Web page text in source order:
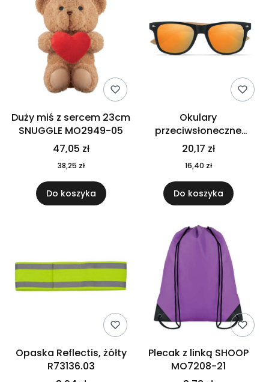
Duży miś z sercem 23cm
SNUGGLE MO2949-05
47,05 zł
38,25 zł
Do koszyka
Okulary
przeciwsłoneczne
CALIFORNIA TOUCH
MO9617-10
20,17 zł
16,40 zł
Do koszyka
Opaska Reflectis, żółty
R73136.03
Plecak z linką SHOOP
MO7208-21